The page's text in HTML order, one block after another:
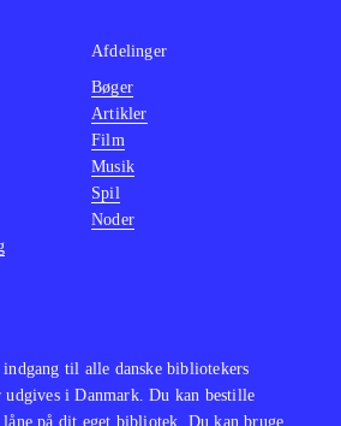
til alle danske bibliotekers
i Danmark. Du kan bestille
låne på dit eget bibliotek. Du kan bruge
Afdelinger
Bøger
Artikler
Film
Musik
Spil
Noder